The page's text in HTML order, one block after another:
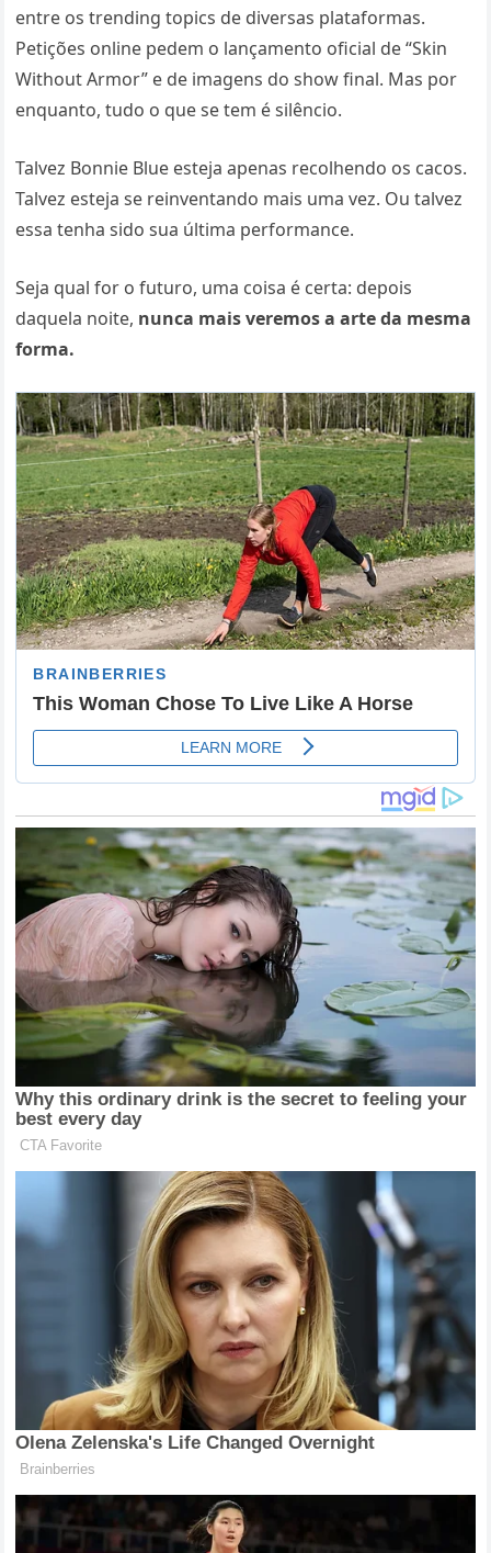
entre os trending topics de diversas plataformas.
Petições online pedem o lançamento oficial de “Skin
Without Armor” e de imagens do show final. Mas por
enquanto, tudo o que se tem é silêncio.
Talvez Bonnie Blue esteja apenas recolhendo os cacos.
Talvez esteja se reinventando mais uma vez. Ou talvez
essa tenha sido sua última performance.
Seja qual for o futuro, uma coisa é certa: depois
daquela noite, nunca mais veremos a arte da mesma
forma.